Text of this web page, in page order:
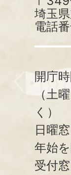
埼玉
電話
開庁時
（土
く）
日曜窓
年始を
受付